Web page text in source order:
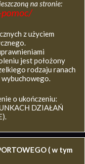
na stronie:
z użyciem
jest położony
rodzaju ranach
o ukończeniu:
DZIAŁAŃ
( w tym